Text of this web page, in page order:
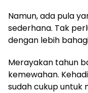
Namun, ada pula
sederhana. Tak
dengan lebih
Merayakan tahun
kemewahan.
sudah cukup untuk